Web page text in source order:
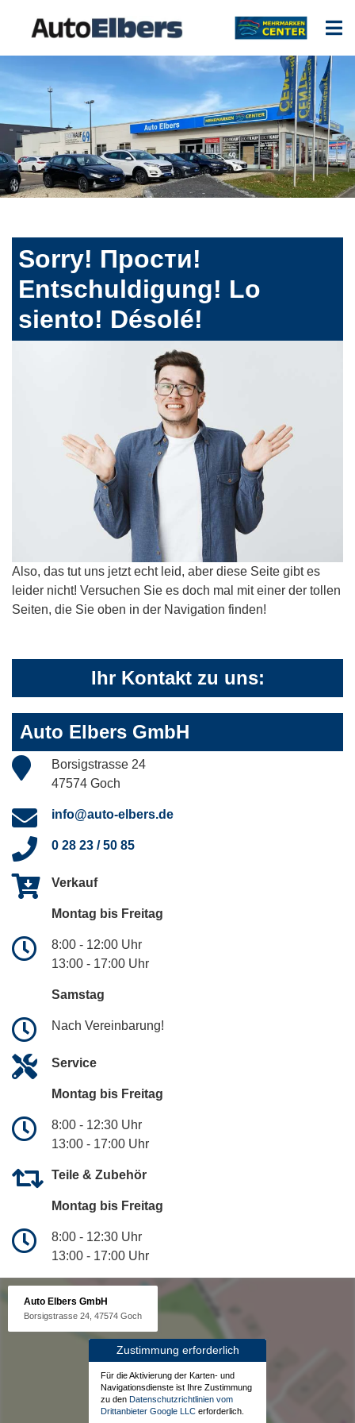
Sorry! Прости!
Entschuldigung! Lo
siento! Désolé!
Also, das tut uns jetzt echt leid, aber diese Seite gibt es
leider nicht! Versuchen Sie es doch mal mit einer der tollen
Seiten, die Sie oben in der Navigation finden!
Ihr Kontakt zu uns:
Auto Elbers GmbH
Borsigstrasse 24
47574 Goch
info@auto-elbers.de
0 28 23 / 50 85
Verkauf
Montag bis Freitag
8:00 - 12:00 Uhr
13:00 - 17:00 Uhr
Samstag
Nach Vereinbarung!
Service
Montag bis Freitag
8:00 - 12:30 Uhr
13:00 - 17:00 Uhr
Teile & Zubehör
Montag bis Freitag
8:00 - 12:30 Uhr
13:00 - 17:00 Uhr
Auto Elbers GmbH
Borsigstrasse 24, 47574 Goch
Zustimmung erforderlich
Für die Aktivierung der Karten- und
Navigationsdienste ist Ihre Zustimmung
zu den Datenschutzrichtlinien vom
Drittanbieter Google LLC erforderlich.